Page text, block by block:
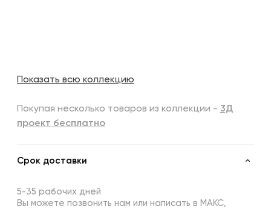
Показать всю коллекцию
Покупая несколько товаров из коллекции - 3Д
проект бесплатно
Срок доставки
5-35 рабочих дней
Вы можете позвонить нам или написать в МАКС,